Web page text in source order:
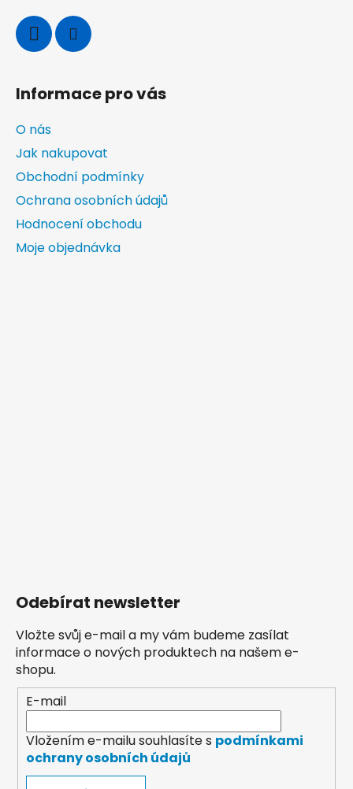
Informace pro vás
O nás
Jak nakupovat
Obchodní podmínky
Ochrana osobních údajů
Hodnocení obchodu
Moje objednávka
Odebírat newsletter
Vložte svůj e-mail a my vám budeme zasílat
informace o nových produktech na našem e-
shopu.
E-mail
Vložením e-mailu souhlasíte s podmínkami
ochrany osobních údajů